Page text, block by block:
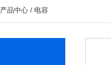
产品中心 / 电容